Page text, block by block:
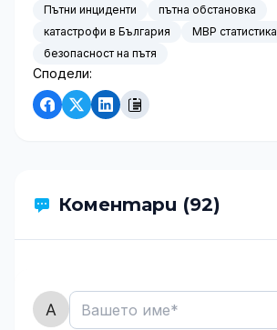
Пътни инциденти
пътна обстановка
катастрофи в България
МВР статистика
безопасност на пътя
Сподели:
Коментари (92)